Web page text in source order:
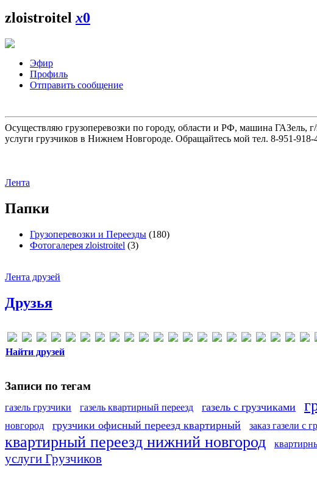
zloistroitel x0
Эфир
Профиль
Отправить сообщение
Осуществляю грузоперевозки по городу, области и РФ, машина ГАЗель,
услуги грузчиков в Нижнем Новгороде. Обращайтесь мой тел. 8-951-918-
Лента
Папки
Грузоперевозки и Переезды (180)
Фотогалерея zloistroitel (3)
Лента друзей
Друзья
Найти друзей
Записи по тегам
газель грузчики газель квартирный переезд газель с грузчиками
новгород
грузчики офисный переезд квартирный заказ газели с
квартирный переезд нижний новгород
услуги Грузчиков